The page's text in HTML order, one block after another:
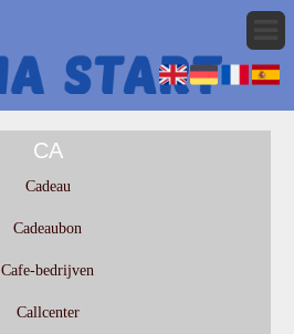
CA
Cadeau
Cadeaubon
Cafe-bedrijven
Callcenter